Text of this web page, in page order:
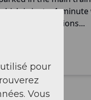
pour
Vous